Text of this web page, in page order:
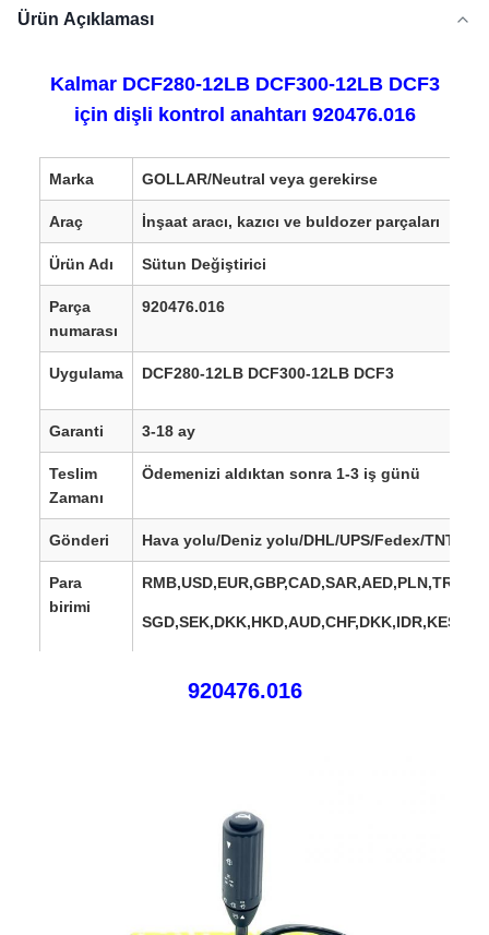
Ürün Açıklaması
Kalmar DCF280-12LB DCF300-12LB DCF3
için dişli kontrol anahtarı 920476.016
Marka GOLLAR/Neutral veya gerekirse
Araç İnşaat aracı, kazıcı ve buldozer parçaları
Ürün Adı Sütun Değiştirici
Parça
numarası
920476.016
Uygulama DCF280-12LB DCF300-12LB DCF3
Garanti 3-18 ay
Teslim
Zamanı
Ödemenizi aldıktan sonra 1-3 iş günü
Gönderi Hava yolu/Deniz yolu/DHL/UPS/Fedex/TNT/
Para
birimi
SGD,SEK,DKK,HKD,
Avrupa, ABD, Kanada, Güney Amerika, Afrika,
920476.016